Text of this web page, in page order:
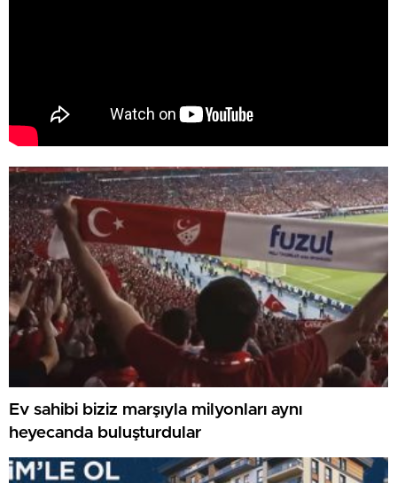
Ev sahibi biziz marşıyla milyonları aynı
heyecanda buluşturdular